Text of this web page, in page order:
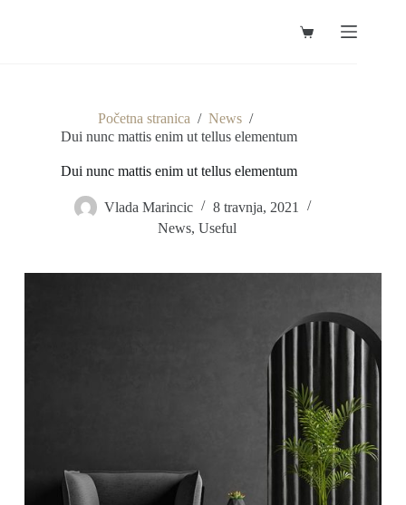
Košarica
Početna stranica / News /
Dui nunc mattis enim ut tellus elementum
Dui nunc mattis enim ut tellus elementum
Vlada Marincic
8 travnja, 2021
News, Useful